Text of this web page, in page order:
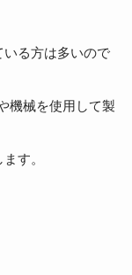
る方は多いので
機械を使用して製
す。